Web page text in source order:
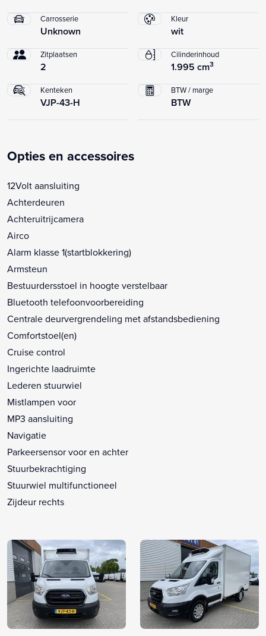
Carrosserie
Unknown
Kleur
wit
Zitplaatsen
2
Cilinderinhoud
1.995 cm3
Kenteken
VJP-43-H
BTW / marge
BTW
Opties en accessoires
12Volt aansluiting
Achterdeuren
Achteruitrijcamera
Airco
Alarm klasse 1(startblokkering)
Armsteun
Bestuurdersstoel in hoogte verstelbaar
Bluetooth telefoonvoorbereiding
Centrale deurvergrendeling met afstandsbediening
Comfortstoel(en)
Cruise control
Ingerichte laadruimte
Lederen stuurwiel
Mistlampen voor
MP3 aansluiting
Navigatie
Parkeersensor voor en achter
Stuurbekrachtiging
Stuurwiel multifunctioneel
Zijdeur rechts